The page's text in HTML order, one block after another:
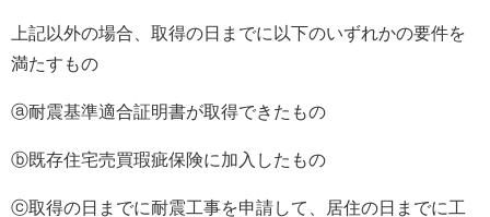
上記以外の場合、取得の日までに以下のいずれかの要件を
満たすもの
ⓐ耐震基準適合証明書が取得できたもの
ⓑ既存住宅売買瑕疵保険に加入したもの
ⓒ取得の日までに耐震工事を申請して、居住の日までに工